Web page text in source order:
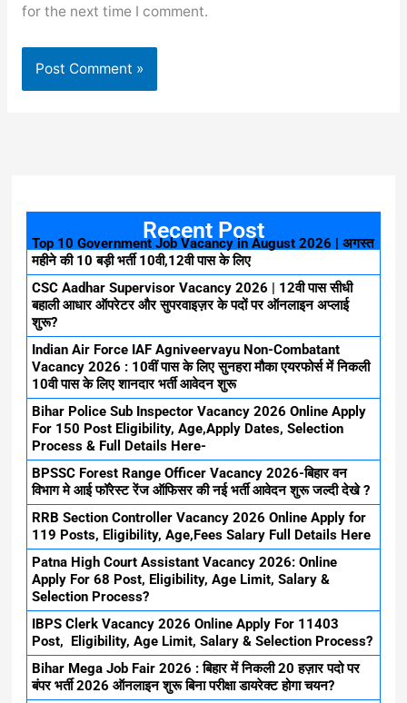
for the next time I comment.
Recent Post
Top 10 Government Job Vacancy in August 2026 | अगस्त
महीने की 10 बड़ी भर्ती 10वी,12वी पास के लिए
CSC Aadhar Supervisor Vacancy 2026 | 12वी पास सीधी
बहाली आधार ऑपरेटर और सुपरवाइज़र के पदों पर ऑनलाइन अप्लाई
शुरू?
Indian Air Force IAF Agniveervayu Non-Combatant
Vacancy 2026 : 10वीं पास के लिए सुनहरा मौका एयरफोर्स में निकली
10वी पास के लिए शानदार भर्ती आवेदन शुरू
Bihar Police Sub Inspector Vacancy 2026 Online Apply
For 150 Post Eligibility, Age,Apply Dates, Selection
Process & Full Details Here-
BPSSC Forest Range Officer Vacancy 2026-बिहार वन
विभाग मे आई फॉरेस्ट रेंज ऑफिसर की नई भर्ती आवेदन शुरू जल्दी देखे ?
RRB Section Controller Vacancy 2026 Online Apply for
119 Posts, Eligibility, Age,Fees Salary Full Details Here
Patna High Court Assistant Vacancy 2026: Online
Apply For 68 Post, Eligibility, Age Limit, Salary &
Selection Process?
IBPS Clerk Vacancy 2026 Online Apply For 11403
Post, Eligibility, Age Limit, Salary & Selection Process?
Bihar Mega Job Fair 2026 : बिहार में निकली 20 हज़ार पदो पर
बंपर भर्ती 2026 ऑनलाइन शुरू बिना परीक्षा डायरेक्ट होगा चयन?